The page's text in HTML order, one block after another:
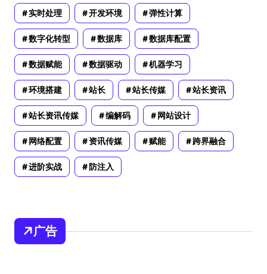
实时处理 开发环境 弹性计算
数字化转型 数据库 数据库配置
数据赋能 数据驱动 机器学习
环境搭建 站长 站长传媒 站长资讯
站长资讯传媒 编解码 网站设计
网络配置 资讯传媒 赋能 跨界融合
进阶实战 防注入
广告